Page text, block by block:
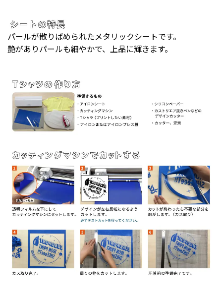
パールが散りばめられたメタリックシートです。
艶がありパールも細やかで、上品に輝きます。